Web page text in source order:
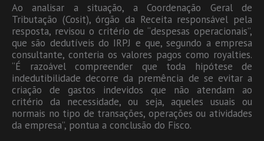
Ao analisar a situação, a Coordenação Geral de
Tributação (Cosit), órgão da Receita responsável pela
resposta, revisou o critério de “despesas operacionais”,
que são dedutíveis do IRPJ e que, segundo a empresa
consultante, conteria os valores pagos como royalties.
“É razoável compreender que toda hipótese de
indedutibilidade decorre da premência de se evitar a
criação de gastos indevidos que não atendam ao
critério da necessidade, ou seja, aqueles usuais ou
normais no tipo de transações, operações ou atividades
da empresa”, pontua a conclusão do Fisco.